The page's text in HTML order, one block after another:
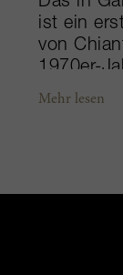
ist ein
von
1970er-
Familien,
Ama
großen
kleinere
Mehr lesen